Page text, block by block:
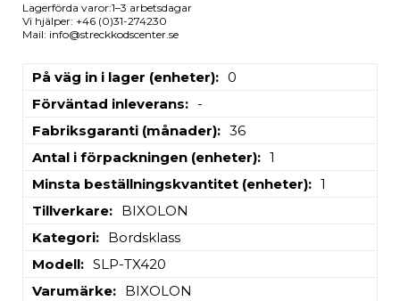
Lagerförda varor:1–3 arbetsdagar
Vi hjälper: +46 (0)31-274230
Mail: info@streckkodscenter.se
På väg in i lager (enheter)
0
Förväntad inleverans
-
Fabriksgaranti (månader)
36
Antal i förpackningen (enheter)
1
Minsta beställningskvantitet (enheter)
1
Tillverkare
BIXOLON
Kategori
Bordsklass
Modell
SLP-TX420
Varumärke
BIXOLON